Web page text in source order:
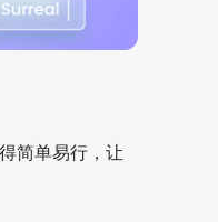
简单易行，让